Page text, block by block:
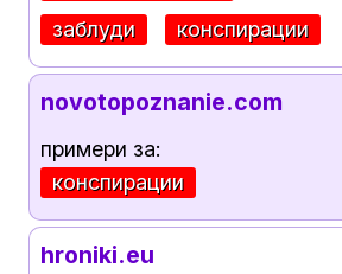
заблуди
конспирации
novotopoznanie.com
примери за:
конспирации
hroniki.eu